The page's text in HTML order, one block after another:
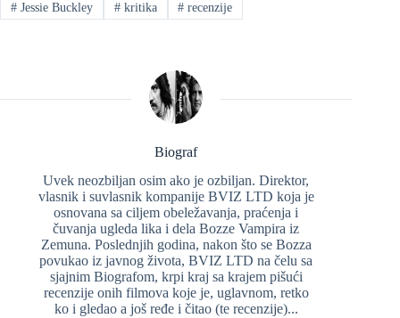
#Jessie Buckley #kritika # recenzije
Biograf
Uvek neozbiljan osim ako je ozbiljan. Direktor,
vlasnik i suvlasnik kompanije BVIZ LTD koja je
osnovana sa ciljem obeležavanja, praćenja i
čuvanja ugleda lika i dela Bozze Vampira iz
Zemuna. Poslednjih godina, nakon što se Bozza
povukao iz javnog života, BVIZ LTD na čelu sa
sjajnim Biografom, krpi kraj sa krajem pišući
recenzije onih filmova koje je, uglavnom, retko
ko i gledao a još ređe i čitao (te recenzije)...